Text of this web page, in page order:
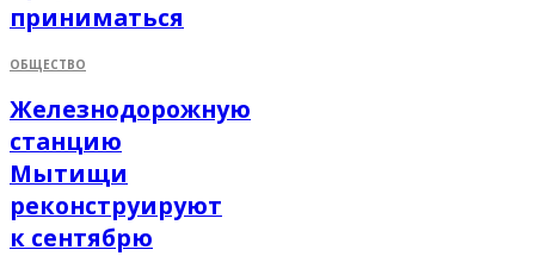
приниматься
ОБЩЕСТВО
Железнодорожную
станцию
Мытищи
реконструируют
к сентябрю